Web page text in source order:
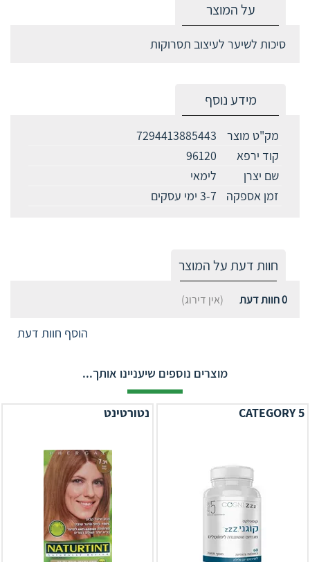
על המוצר
סיכות לשיער לעיצוב תסרוקות
מידע נוסף
מק"ט מוצר
7294413885443
קוד ירפא
96120
שם יצרן
לימאי
זמן אספקה
3-7 ימי עסקים
חוות דעת על המוצר
0חוות דעת (אין דירוג)
הוסף חוות דעת
מוצרים נוספים שיעניינו אותך...
CATEGORY 5 נטורטינט